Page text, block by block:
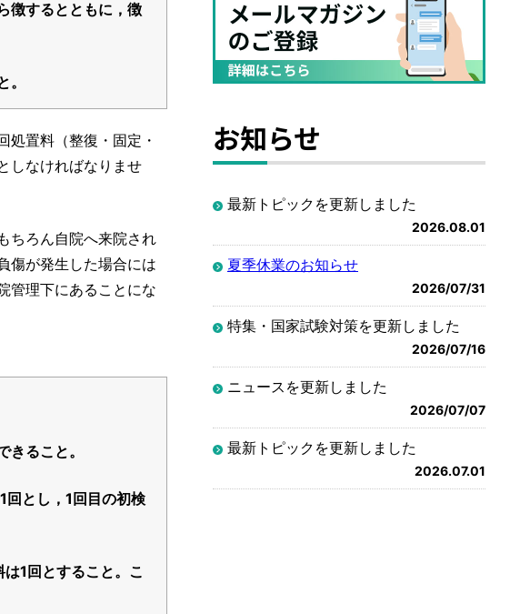
徴するとともに，徴
処置料（整復・固定・
しなければなりませ
ちろん自院へ来院され
傷が発生した場合には
管理下にあることにな
ること。
回とし，1回目の初検
1回とすること。こ
お知らせ
最新トピックを更新しました
2026.08.01
夏季休業のお知らせ
2026/07/31
特集・国家試験対策を更新しました
2026/07/16
ニュースを更新しました
2026/07/07
最新トピックを更新しました
2026.07.01